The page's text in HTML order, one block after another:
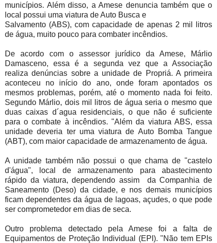
municípios. Além disso, a Amese denuncia também que o
local possui uma viatura de Auto Busca e
Salvamento (ABS), com capacidade de apenas 2 mil litros
de água, muito pouco para combater incêndios.
De acordo com o assessor jurídico da Amese, Márlio
Damasceno, essa é a segunda vez que a Associação
realiza denúncias sobre a unidade de Propriá. A primeira
aconteceu no início do ano, onde foram apontados os
mesmos problemas, porém, até o momento nada foi feito.
Segundo Márlio, dois mil litros de água seria o mesmo que
duas caixas d´agua residenciais, o que não é suficiente
para o combate à incêndios. "Além da viatura ABS, essa
unidade deveria ter uma viatura de Auto Bomba Tangue
(ABT), com maior capacidade de armazenamento de água.
A unidade também não possui o que chama de "castelo
d'água", local de armazenamento para abastecimento
rápido da viatura, dependendo assim da Companhia de
Saneamento (Deso) da cidade, e nos demais municípios
ficam dependentes da água de lagoas, açudes, o que pode
ser comprometedor em dias de seca.
Outro problema detectado pela Amese foi a falta de
Equipamentos de Proteção Individual (EPI). "Não tem EPIs